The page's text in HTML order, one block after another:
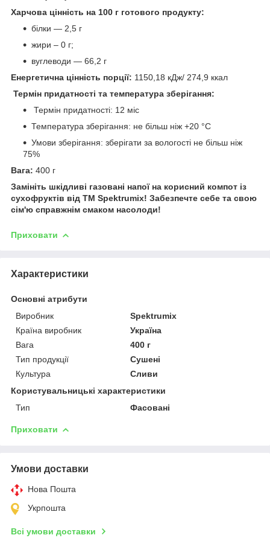
Харчова цінність на 100 г готового продукту:
білки — 2,5 г
жири – 0 г;
вуглеводи — 66,2 г
Енергетична цінність порції: 1150,18 кДж/ 274,9 ккал
Термін придатності та температура зберігання:
Термін придатності: 12 міс
Температура зберігання: не більш ніж +20 °C
Умови зберігання: зберігати за вологості не більш ніж
75%
Вага: 400 г
Замініть шкідливі газовані напої на корисний компот із
сухофруктів від ТМ Spektrumix! Забезпечте себе та свою
сім'ю справжнім смаком насолоди!
Приховати
Характеристики
Основні атрибути
Виробник
Spektrumix
Країна виробник
Україна
Вага
400 г
Тип продукції
Сушені
Культура
Сливи
Користувальницькі характеристики
Тип
Фасовані
Приховати
Умови доставки
Нова Пошта
Укрпошта
Всі умови доставки